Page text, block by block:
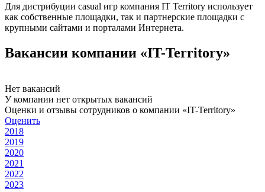
Для дистрибуции casual игр компания IT Territory использует
как собственные площадки, так и партнерские площадки с
крупными сайтами и порталами Интернета.
Вакансии компании «IT-Territory»
Нет вакансий
У компании нет открытых вакансий
Оценки и отзывы сотрудников о компании «IT-Territory»
Оценить
2018
2019
2020
2021
2022
2023